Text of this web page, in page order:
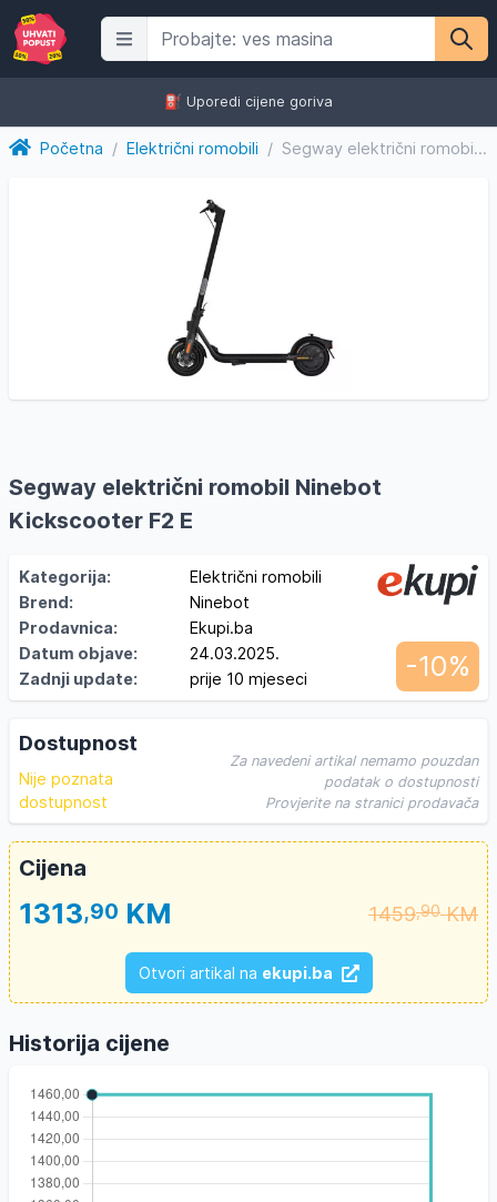
⛽️ Uporedi cijene goriva
Početna / Električni romobili / Segway električni romobil Ninebot Kickscooter F2 E
Segway električni romobil Ninebot
Kickscooter F2 E
Kategorija:
Električni romobili
Brend:
Ninebot
Prodavnica:
Ekupi.ba
Datum objave:
24.03.2025.
Zadnji update:
prije 10 mjeseci -10%
Dostupnost
Nije poznata
dostupnost
Za navedeni artikal nemamo pouzdan
podatak o dostupnosti
Provjerite na stranici prodavača
Cijena
1313,90 KM 1459,90KM
Otvori artikal na ekupi.ba
Historija cijene